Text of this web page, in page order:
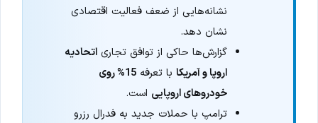
نشانه‌هایی از ضعف فعالیت اقتصادی
نشان دهد.
گزارش‌ها حاکی از توافق تجاریاتحادیه
اروپا و آمریکا با تعرفه
15% روی
خودروهای اروپایی است.
ترامپ با حملات جدید به فدرال رزرو